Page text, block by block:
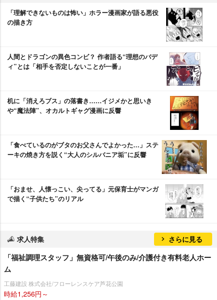
「理解できないものは怖い」ホラー漫画家が語る悪役
の描き方
人間とドラゴンの異色コンビ？ 作者語る“理想のバデ
ィ”とは「相手を否定しないことが一番」
机に「消えろブス」の落書き……イジメかと思いき
“魔法陣”、オカルトギャグ漫画に反響
「食べているのがブタのお父さんでよかった…」ステ
ーキの焼き方を説く“大人のシルバニア垢”に反響
「おませ、人懐っこい、尖ってる」元保育士がマンガ
で描く“子供たち”のリアル
求人特集 さらに見る
「福祉調理スタッフ」無資格可/午後のみ/介護付き有料老人ホー
ム
工藤建設 株式会社/フローレンスケア芦花公園
時給1,256円～